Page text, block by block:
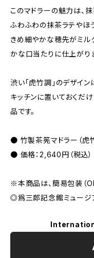
このマドラーの魅力は、
ふわふわの抹茶ラテやほ
きめ細やかな穂先がミル
かな口当たりに仕上がり
渋い「虎竹調」のデザイ
キッチンに置いておくだ
品です。
● 竹製茶筅マドラー（虎
● 価格：2,640円（税込）
※本商品は、簡易包装（
◎爲三郎記念館ミュージ